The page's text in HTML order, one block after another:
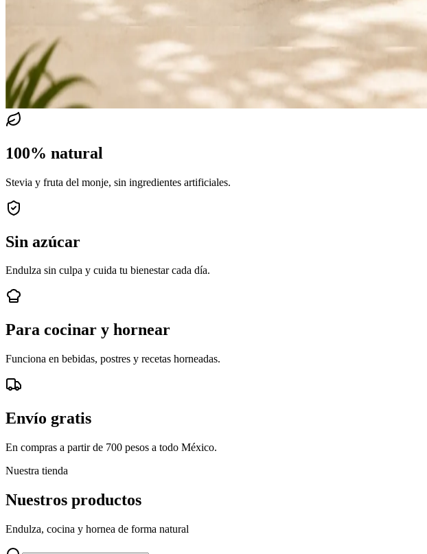
100% natural
Stevia y fruta del monje, sin ingredientes artificiales.
Sin azúcar
Endulza sin culpa y cuida tu bienestar cada día.
Para cocinar y hornear
Funciona en bebidas, postres y recetas horneadas.
Envío gratis
En compras a partir de 700 pesos a todo México.
Nuestra tienda
Nuestros productos
Endulza, cocina y hornea de forma natural